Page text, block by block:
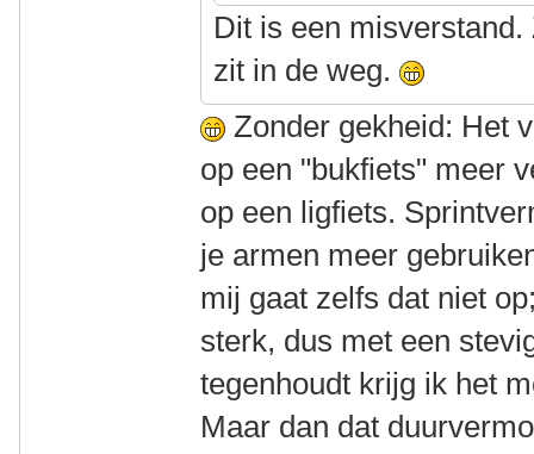
Dit is een
zit in de weg.
Zonder gekheid: Het
op een "bukfiets" meer
op een ligfiets.
je armen meer
mij gaat zelfs dat niet
sterk, dus met een
tegenhoudt krijg ik het
Maar dan dat